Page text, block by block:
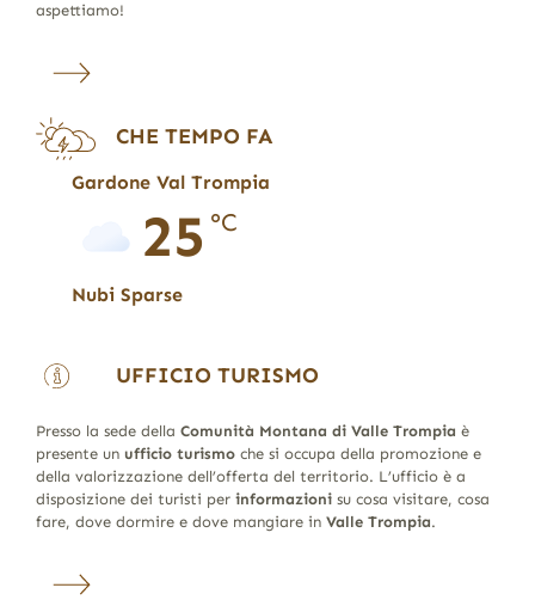
aspettiamo!
CHE TEMPO FA
Gardone Val Trompia
25 °C
Nubi Sparse
UFFICIO TURISMO
Presso la sede della Comunità Montana di Valle Trompia è
presente un ufficio turismoche si occupa della promozione e
della valorizzazione dell’offerta del territorio. L’ufficio è a
disposizione dei turisti per informazionisu cosa visitare, cosa
fare, dove dormire e dove mangiare in Valle Trompia.